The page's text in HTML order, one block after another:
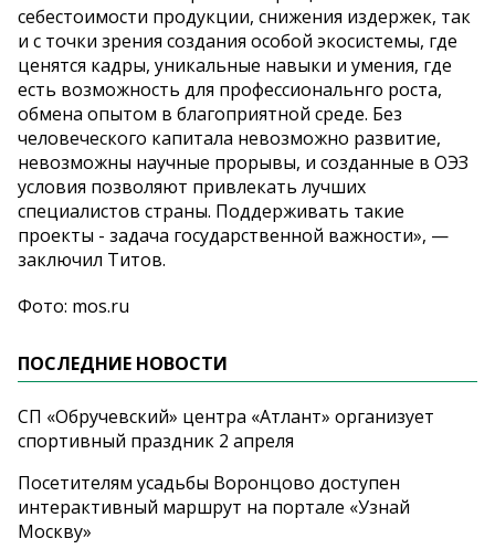
себестоимости продукции, снижения издержек, так
и с точки зрения создания особой экосистемы, где
ценятся кадры, уникальные навыки и умения, где
есть возможность для профессиональнго роста,
обмена опытом в благоприятной среде. Без
человеческого капитала невозможно развитие,
невозможны научные прорывы, и созданные в ОЭЗ
условия позволяют привлекать лучших
специалистов страны. Поддерживать такие
проекты - задача государственной важности», —
заключил Титов.
Фото: mos.ru
ПОСЛЕДНИЕ НОВОСТИ
СП «Обручевский» центра «Атлант» организует
спортивный праздник 2 апреля
Посетителям усадьбы Воронцово доступен
интерактивный маршрут на портале «Узнай
Москву»